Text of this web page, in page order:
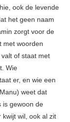
ook de levende
het geen naam
zorgt voor de
met woorden
of staat met
Wie
er, en wie een
weet dat
is gewoon de
wil, ook al zit